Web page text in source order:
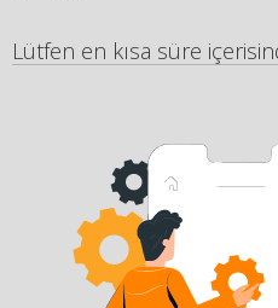
Lütfen en kısa süre